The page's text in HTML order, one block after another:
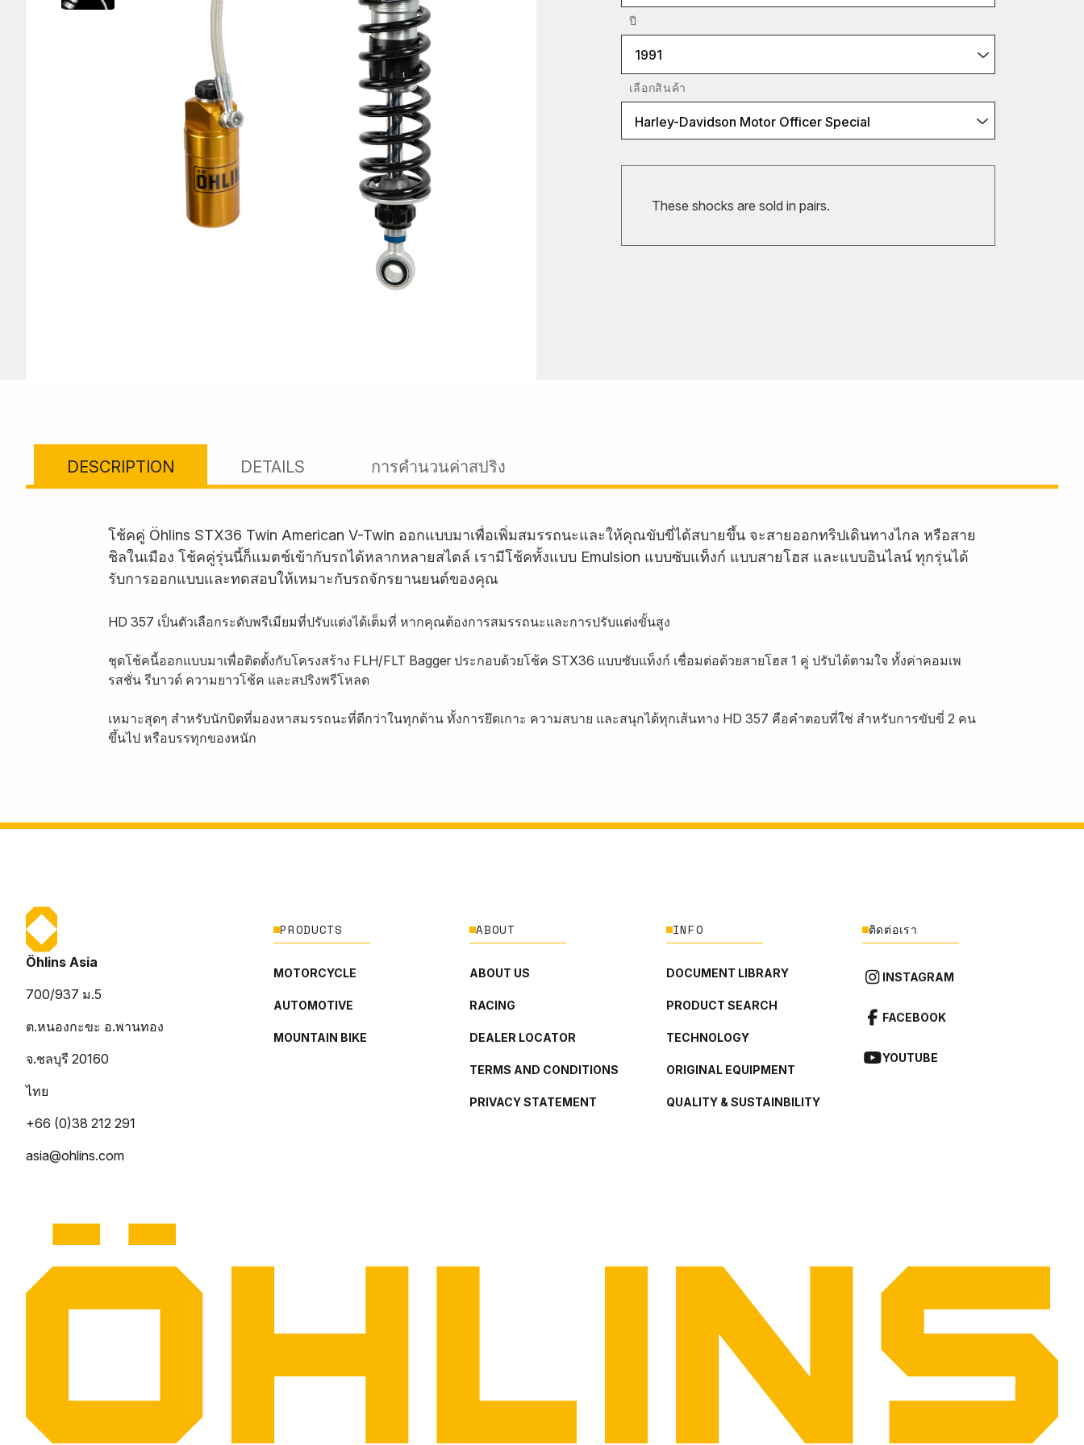
ปี
1991
เลือกสินค้า
Harley-Davidson Motor Officer Special
These shocks are sold in pairs.
DESCRIPTION DETAILS การคำนวนค่าสปริง
โช้คคู่ Öhlins STX36 Twin American V-Twin ออกแบบมาเพื่อเพิ่มสมรรถนะและให้คุณขับขี่ได้สบายขึ้น จะสายออกทริปเดินทางไกล หรือสาย
ชิลในเมือง โช้คคู่รุ่นนี้ก็แมตช์เข้ากับรถได้หลากหลายสไตล์ เรามีโช้คทั้งแบบ Emulsion แบบซับแท็งก์ แบบสายโฮส และแบบอินไลน์ ทุกรุ่นได้
รับการออกแบบและทดสอบให้เหมาะกับรถจักรยานยนต์ของคุณ
HD 357 เป็นตัวเลือกระดับพรีเมียมที่ปรับแต่งได้เต็มที่ หากคุณต้องการสมรรถนะและการปรับแต่งขั้นสูง
ชุดโช้คนี้ออกแบบมาเพื่อติดตั้งกับโครงสร้าง FLH/FLT Bagger ประกอบด้วยโช้ค STX36 แบบซับแท็งก์ เชื่อมต่อด้วยสายโฮส 1 คู่ ปรับได้ตามใจ ทั้งค่าคอมเพ
รสชั่น รีบาวด์ ความยาวโช้ค และสปริงพรีโหลด
เหมาะสุดๆ สำหรับนักบิดที่มองหาสมรรถนะที่ดีกว่าในทุกด้าน ทั้งการยึดเกาะ ความสบาย และสนุกได้ทุกเส้นทาง HD 357 คือคำตอบที่ใช่ สำหรับการขับขี่ 2 คน
ขึ้นไป หรือบรรทุกของหนัก
Öhlins Asia
700/937 ม.5
ต.หนองกะขะ อ.พานทอง
จ.ชลบุรี 20160
ไทย
+66 (0)38 212 291
asia@ohlins.com
PRODUCTS
MOTORCYCLE
AUTOMOTIVE
MOUNTAIN BIKE
ABOUT
ABOUT US
RACING
DEALER LOCATOR
TERMS AND CONDITIONS
PRIVACY STATEMENT
INFO
DOCUMENT LIBRARY
PRODUCT SEARCH
TECHNOLOGY
ORIGINAL EQUIPMENT
QUALITY & SUSTAINBILITY
ติดต่อเรา
INSTAGRAM
FACEBOOK
YOUTUBE